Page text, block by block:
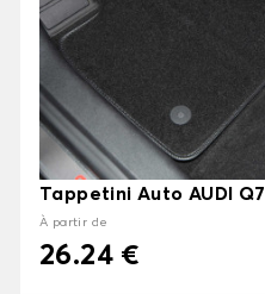
Tappetini Auto AUDI Q7
À partir de
26.24 €